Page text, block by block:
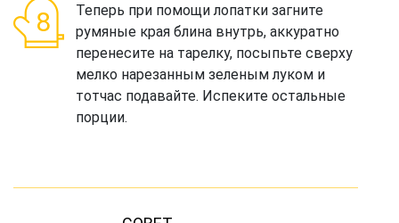
Теперь при помощи лопатки загните
румяные края блина внутрь, аккуратно
перенесите на тарелку, посыпьте сверху
мелко нарезанным зеленым луком и
тотчас подавайте. Испеките остальные
порции.